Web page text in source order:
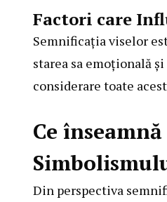
Factori care
Semnificația viselor
starea sa emoțională
considerare toate
Ce
Din perspectiva